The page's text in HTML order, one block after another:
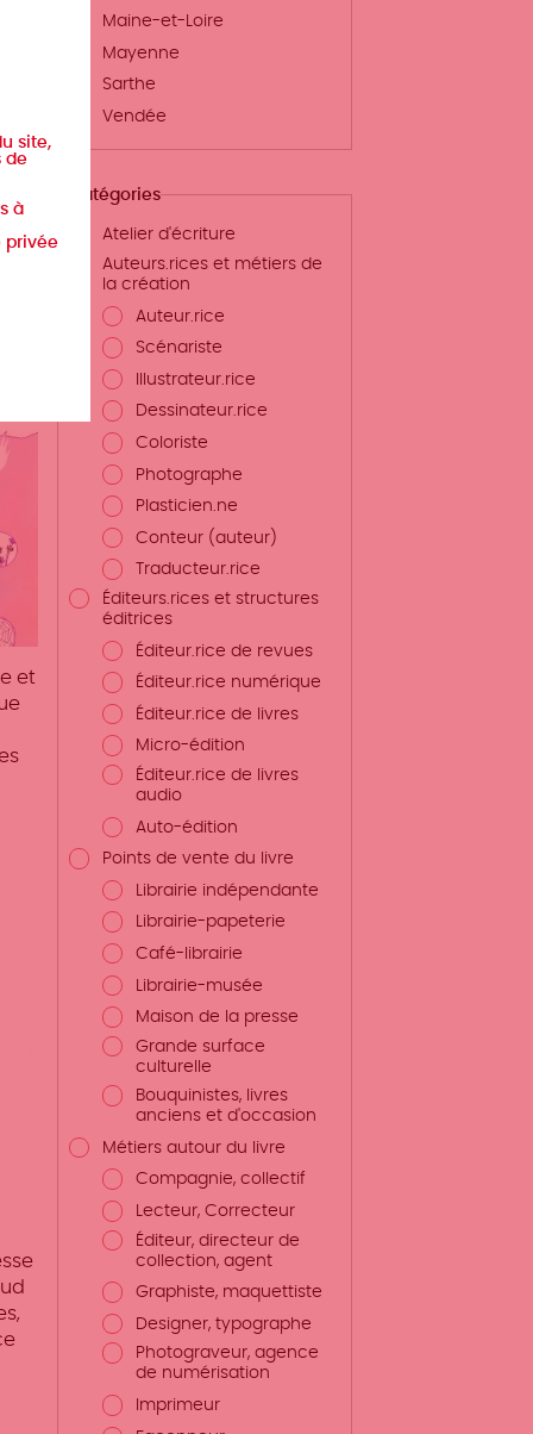
Maine-et-Loire
Mayenne
Sarthe
Vendée
Catégories
Atelier d'écriture
Auteurs.rices et métiers de
la création
Auteur.rice
Scénariste
Illustrateur.rice
Dessinateur.rice
Coloriste
Photographe
Plasticien.ne
Conteur (auteur)
Traducteur.rice
Éditeurs.rices et structures
éditrices
Éditeur.rice de revues
Éditeur.rice numérique
Éditeur.rice de livres
Micro-édition
Éditeur.rice de livres
audio
Auto-édition
Points de vente du livre
Librairie indépendante
Librairie-papeterie
Café-librairie
Librairie-musée
Maison de la presse
Grande surface
culturelle
Bouquinistes, livres
anciens et d'occasion
Métiers autour du livre
Compagnie, collectif
Lecteur, Correcteur
Éditeur, directeur de
collection, agent
Graphiste, maquettiste
Designer, typographe
Photograveur, agence
de numérisation
Imprimeur
et
site,
de
à
privée